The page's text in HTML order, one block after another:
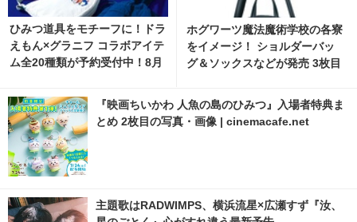
ひみつ道具をモチーフに！ドラ
えもん×グラニフ コラボアイテ
ム全20種類が予約受付中！8月
像 | cinemacafe.net
ホグワーツ魔法魔術学校の各寮
をイメージ！ ショルダーバッ
グ＆ソックスなどが発売 3枚目
『映画ちいかわ 人魚の島のひみつ』入場者特典ま
とめ 2枚目の写真・画像 | cinemacafe.net
主題歌はRADWIMPS、横浜流星×広瀬すず『汝、